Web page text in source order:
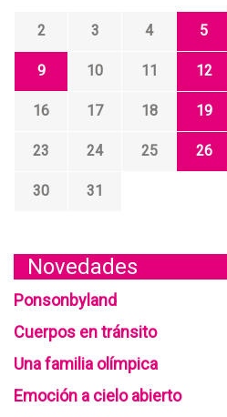
2 3 4 5
9 10 11 12
16 17 18 19
23 24 25 26
30
31
Novedades
Ponsonbyland
Cuerpos en tránsito
Una familia olímpica
Emoción a cielo abierto